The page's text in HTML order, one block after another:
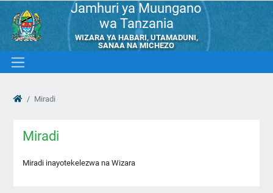
Jamhuri ya Muungano
wa Tanzania
WIZARA YA HABARI, UTAMADUNI,
SANAA NA MICHEZO
Miradi
Miradi
Miradi inayotekelezwa na Wizara